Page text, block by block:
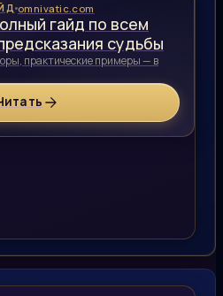
omnivatic.com
гайд по всем
судьбы
практические примеры — в